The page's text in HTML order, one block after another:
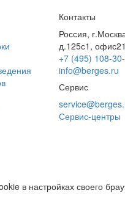
Контакты
Россия,
д.125с1,
+7 (495) 108-
info@berges.ru
Сервис
Сервис-центры
в настройках своего